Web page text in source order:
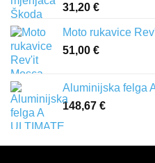
31,20 €
Moto rukavice
51,00 €
Aluminijska felga
148,67 €